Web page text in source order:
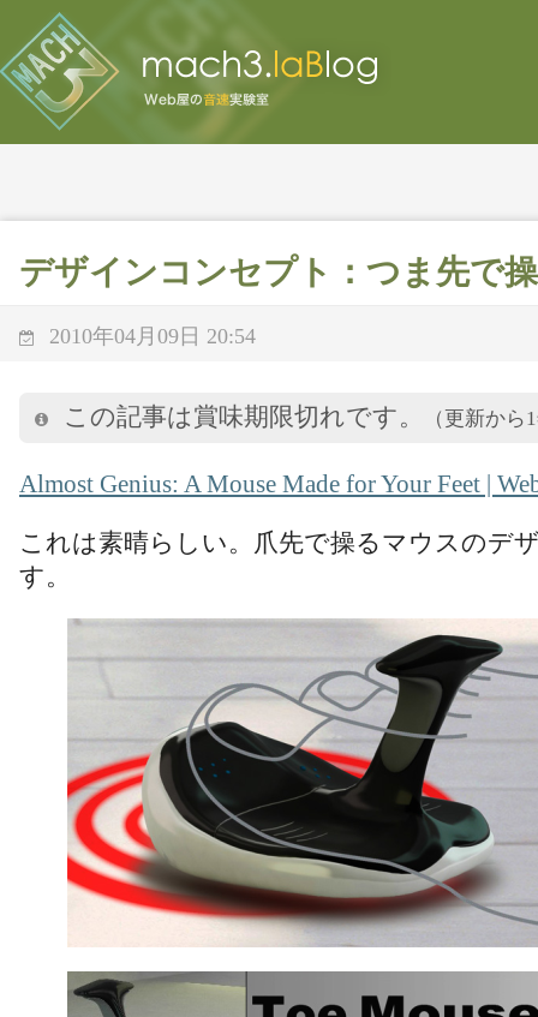
デザインコンセプト：つま先で
2010年04月09日 20:54
この記事は賞味期限切れです。 （更新か
Almost Genius: A Mouse Made for Your Feet |
これは素晴らしい。爪先で操るマウスのデ
す。